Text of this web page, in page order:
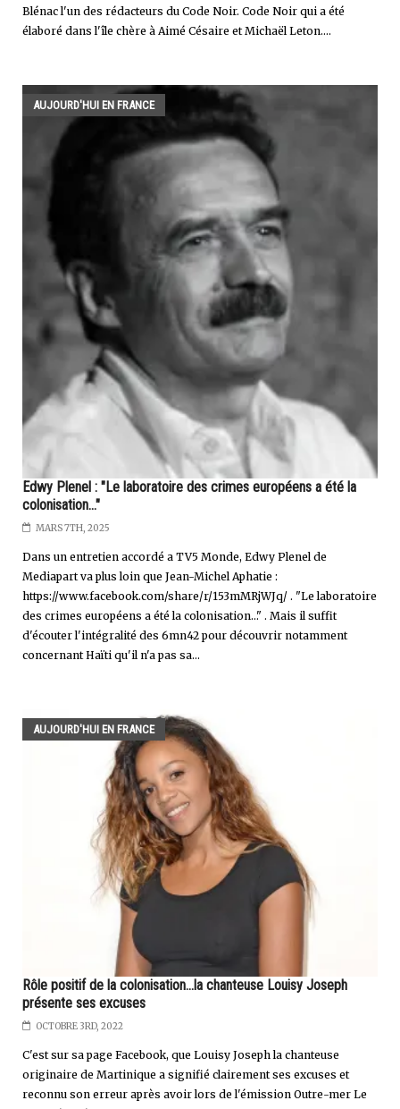
Blénac l'un des rédacteurs du Code Noir. Code Noir qui a été
élaboré dans l'île chère à Aimé Césaire et Michaël Leton....
AUJOURD'HUI EN FRANCE
Edwy Plenel : "Le laboratoire des crimes européens a été la
colonisation..."
MARS 7TH, 2025
Dans un entretien accordé a TV5 Monde, Edwy Plenel de
Mediapart va plus loin que Jean-Michel Aphatie :
https://www.facebook.com/share/r/153mMRjWJq/ . "Le laboratoire
des crimes européens a été la colonisation…" . Mais il suffit
d'écouter l'intégralité des 6mn42 pour découvrir notamment
concernant Haïti qu'il n'a pas sa...
AUJOURD'HUI EN FRANCE
Rôle positif de la colonisation...la chanteuse Louisy Joseph
présente ses excuses
OCTOBRE 3RD, 2022
C'est sur sa page Facebook, que Louisy Joseph la chanteuse
originaire de Martinique a signifié clairement ses excuses et
reconnu son erreur après avoir lors de l'émission Outre-mer Le